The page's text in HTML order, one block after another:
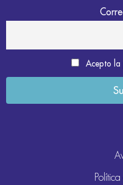
Acepto